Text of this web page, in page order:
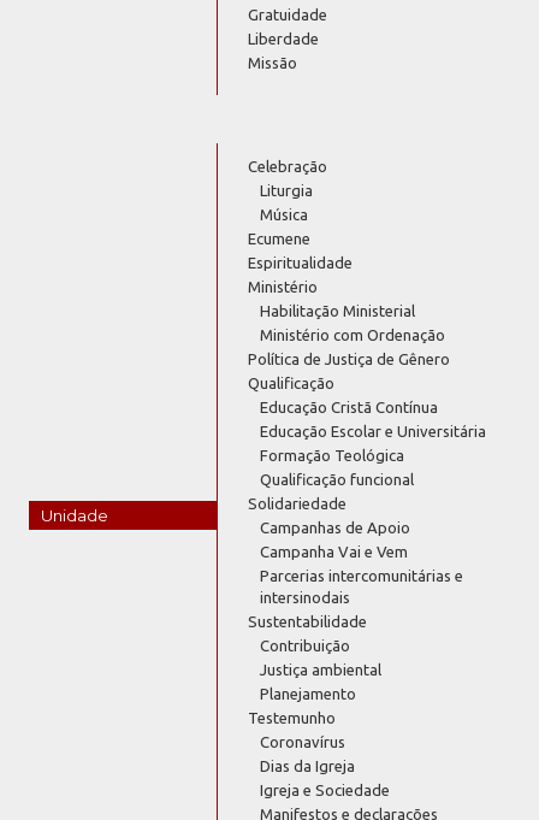
Gratuidade
Liberdade
Missão
Unidade
Celebração
Liturgia
Música
Ecumene
Espiritualidade
Ministério
Habilitação Ministerial
Ministério com Ordenação
Política de Justiça de Gênero
Qualificação
Educação Cristã Contínua
Educação Escolar e Universitária
Formação Teológica
Qualificação funcional
Solidariedade
Campanhas de Apoio
Campanha Vai e Vem
Parcerias intercomunitárias e
intersinodais
Sustentabilidade
Contribuição
Justiça ambiental
Planejamento
Testemunho
Coronavírus
Dias da Igreja
Igreja e Sociedade
Manifestos e declarações